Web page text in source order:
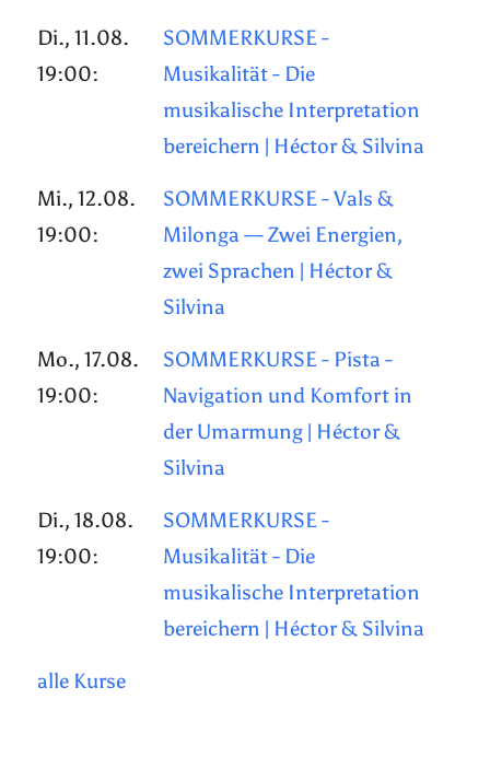
Di., 11.08.
19:00:
SOMMERKURSE -
Musikalität - Die
musikalische Interpretation
bereichern | Héctor & Silvina
Mi., 12.08.
19:00:
SOMMERKURSE - Vals &
Milonga — Zwei Energien,
zwei Sprachen | Héctor &
Silvina
Mo., 17.08.
19:00:
SOMMERKURSE - Pista -
Navigation und Komfort in
der Umarmung | Héctor &
Silvina
Di., 18.08.
19:00:
SOMMERKURSE -
Musikalität - Die
musikalische Interpretation
bereichern | Héctor & Silvina
alle Kurse